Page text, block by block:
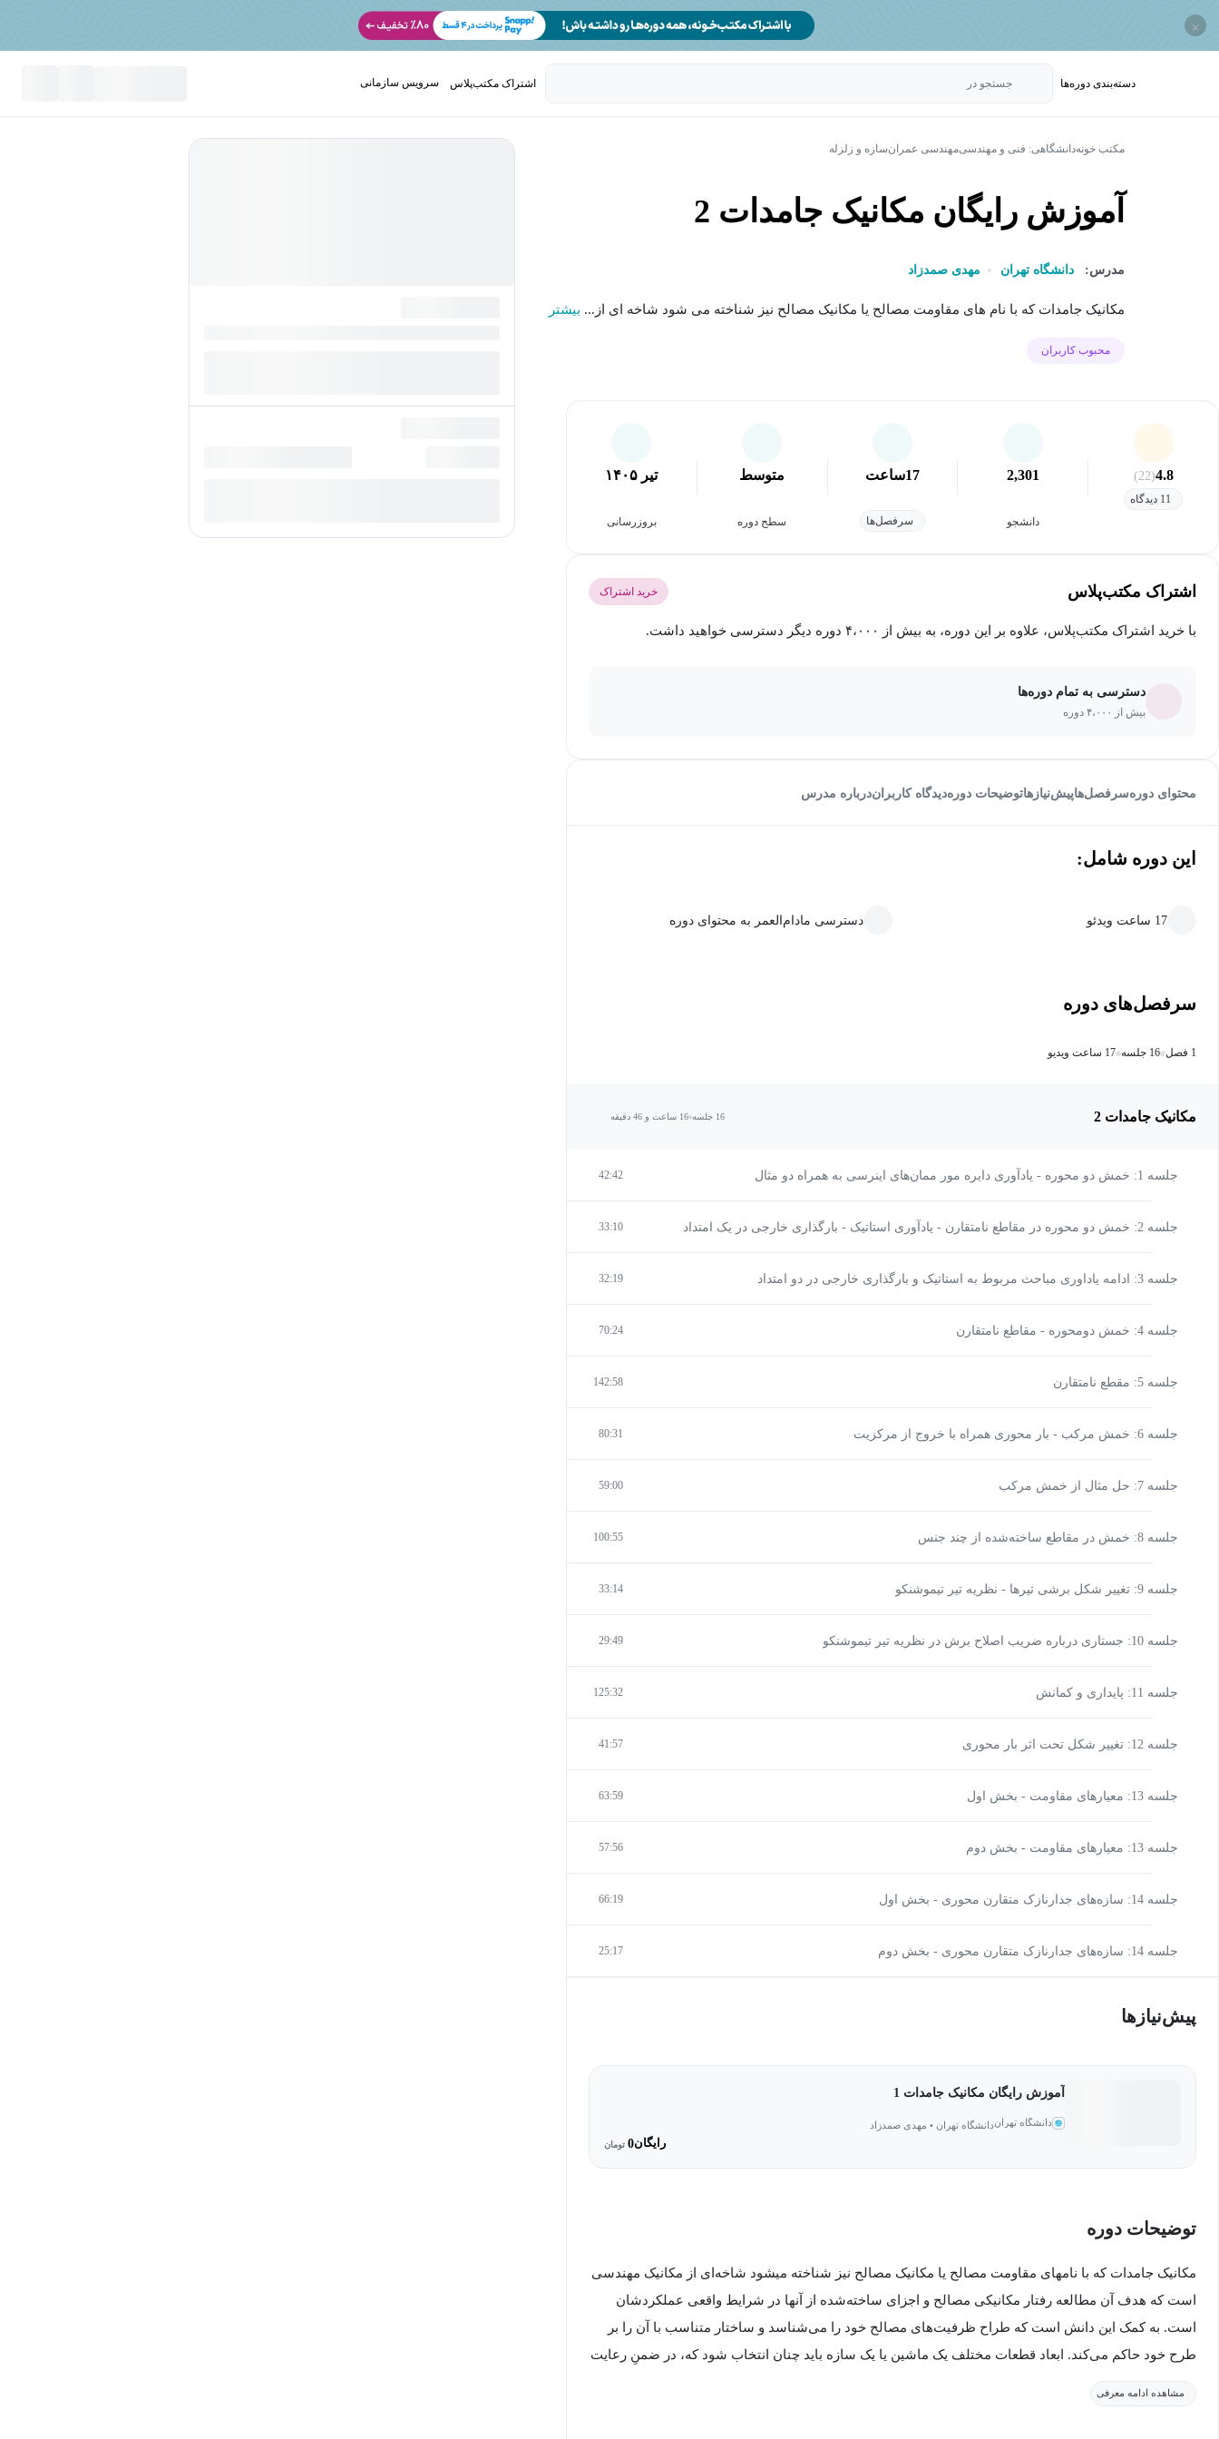
×
دسته‌بندی‌ دوره‌ها جستجو در اشتراک مکتب‌پلاس سرویس سازمانی
مکتب خونهدانشگاهی: فنی و مهندسیمهندسی عمرانسازه و زلزله
آموزش رایگان مکانیک جامدات 2
مدرس: دانشگاه تهران مهدی صمدزاد
مکانیک جامدات که با نام های مقاومت مصالح یا مکانیک مصالح نیز شناخته می شود شاخه ای از... بیشتر
محبوب کاربران
4.8
(22)
11 دیدگاه
2,301
دانشجو
17ساعت
سرفصل‌ها
متوسط
سطح دوره بروزرسانی
تیر ۱۴۰۵
اشتراک مکتب‌پلاس خرید اشتراک
با خرید اشتراک مکتب‌پلاس، علاوه بر این دوره، به بیش از ۴،۰۰۰ دوره دیگر دسترسی خواهید داشت.
دسترسی به تمام دوره‌ها
بیش از ۴،۰۰۰ دوره
محتوای دورهسرفصل‌هاپیش‌نیاز‌هاتوضیحات دورهدیدگاه کاربراندرباره مدرس
این دوره شامل:
17 ساعت ویدئو دسترسی مادام‌العمر به محتوای دوره
سرفصل‌های دوره
1 فصل 16 جلسه 17 ساعت ویدیو
مکانیک جامدات 2 16 جلسه 16 ساعت و 46 دقیقه
جلسه 1: خمش دو محوره - یادآوری دایره مور ممان‌های اینرسی به همراه دو مثال 42:42
جلسه 2: خمش دو محوره در مقاطع نامتقارن - یادآوری استاتیک - بارگذاری خارجی در یک امتداد 33:10
جلسه 3: ادامه یاداوری مباحث مربوط به استاتیک و بارگذاری خارجی در دو امتداد 32:19
جلسه 4: خمش دومحوره - مقاطع نامتقارن 70:24
جلسه 5: مقطع نامتقارن 142:58
جلسه 6: خمش مرکب - بار محوری همراه با خروج از مرکزیت 80:31
جلسه 7: حل مثال از خمش مرکب 59:00
جلسه 8: خمش در مقاطع ساخته‌شده از چند جنس 100:55
جلسه 9: تغییر شکل برشی تیرها - نظریه تیر تیموشنکو 33:14
جلسه 10: جستاری درباره ضریب اصلاح برش در نظریه تیر تیموشنکو 29:49
جلسه 11: پایداری و کمانش 125:32
جلسه 12: تغییر شکل تحت اثر بار محوری 41:57
جلسه 13: معیارهای مقاومت - بخش اول 63:59
جلسه 13: معیارهای مقاومت - بخش دوم 57:56
جلسه 14: سازه‌های جدارنازک متقارن محوری - بخش اول 66:19
جلسه 14: سازه‌های جدارنازک متقارن محوری - بخش دوم 25:17
پیش‌نیاز‌ها
آموزش رایگان مکانیک جامدات 1
دانشگاه تهراندانشگاه تهران • مهدی صمدزاد
رایگان0 تومان
توضیحات دوره
مکانیک جامدات که با نام­های مقاومت مصالح یا مکانیک مصالح نیز شناخته می­شود شاخه‌ای از مکانیک مهندسی
است که هدف آن مطالعه رفتار مکانیکی مصالح و اجزای ساخته‌شده از آنها در شرایط واقعی عملکردشان
است. به کمک این دانش است که طراح ظرفیت‌های مصالح خود را می‌شناسد و ساختار متناسب با آن را بر
طرح خود حاکم می‌کند. ابعاد قطعات مختلف یک ماشین یا یک سازه باید چنان انتخاب شود که، در ضمنِ رعایت
مشاهده ادامه معرفی